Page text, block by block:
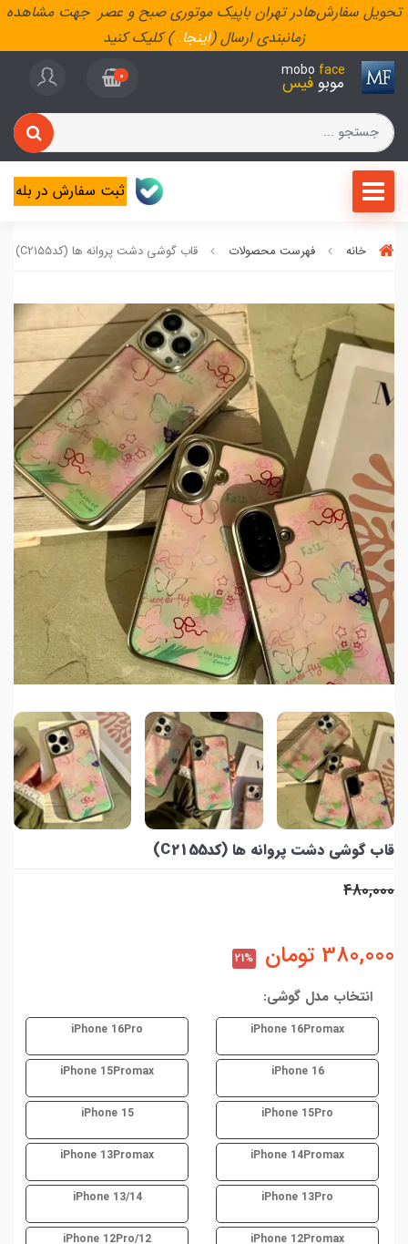
تحویل سفارش‌هادر تهران باپیک موتوری صبح و عصر جهت مشاهده
زمانبندی ارسال (اینجا..) کلیک کنید
mobo face
موبو فیس 0
ثبت سفارش در بله
خانه فهرست محصولات قاب گوشی دشت پروانه ها (کدC2155)
قاب گوشی دشت پروانه ها (کدC2155)
480,000
380,000 تومان 21%
انتخاب مدل گوشی:
iPhone 16Promax
iPhone 16Pro
iPhone 16
iPhone 15Promax
iPhone 15Pro
iPhone 15
iPhone 14Promax
iPhone 13Promax
iPhone 13Pro
iPhone 13/14
iPhone 12Promax
iPhone 12Pro/12